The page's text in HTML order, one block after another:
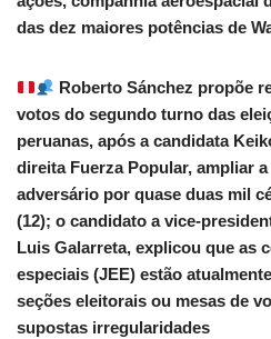
das dez maiores potências de
Roberto Sánchez propõe
votos do segundo turno das
peruanas, após a candidata
direita Fuerza Popular, ampliar
adversário por quase duas mil
(12); o candidato a vice-
Luis Galarreta, explicou que as
especiais (JEE) estão
seções eleitorais ou mesas de
supostas irregularidades